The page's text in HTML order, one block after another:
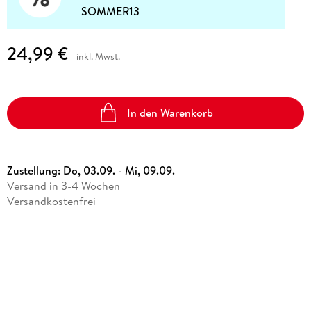
SOMMER13
24,99 € inkl. Mwst.
In den Warenkorb
Zustellung: Do, 03.09. - Mi, 09.09.
Versand in 3-4 Wochen
Versandkostenfrei